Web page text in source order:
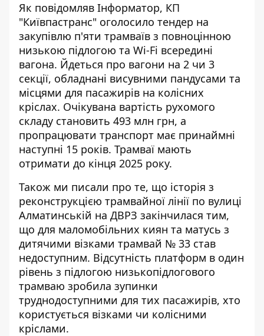
Як повідомляв Інформатор, КП
"Київпастранс" оголосило тендер на
закупівлю п'яти трамваїв з повноцінною
низькою підлогою та Wi-Fi всередині
вагона. Йдеться про вагони на 2 чи 3
секції, обладнані висувними пандусами та
місцями для пасажирів на колісних
кріслах. Очікувана вартість рухомого
складу становить 493 млн грн, а
пропрацювати транспорт має принаймні
наступні 15 років. Трамваї мають
отримати до кінця 2025 року.
Також ми писали про те, що історія з
реконструкцією трамвайної лінії по вулиці
Алматинській на ДВРЗ закінчилася тим,
що для маломобільних киян та матусь з
дитячими візками трамвай № 33 став
недоступним. Відсутність платформ в один
рівень з підлогою низькопідлогового
трамваю зробила зупинки
труднодоступними для тих пасажирів, хто
користується візками чи колісними
кріслами.